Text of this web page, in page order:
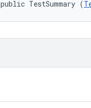
public TestSummary (